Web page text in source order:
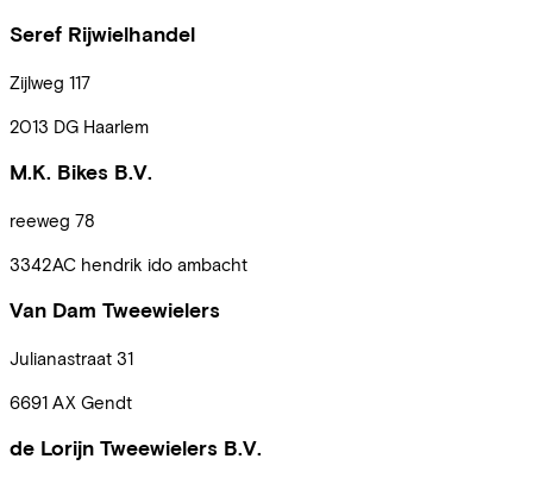
Seref Rijwielhandel
Zijlweg 117
2013 DG Haarlem
M.K. Bikes B.V.
reeweg 78
3342AC hendrik ido ambacht
Van Dam Tweewielers
Julianastraat 31
6691 AX Gendt
de Lorijn Tweewielers B.V.